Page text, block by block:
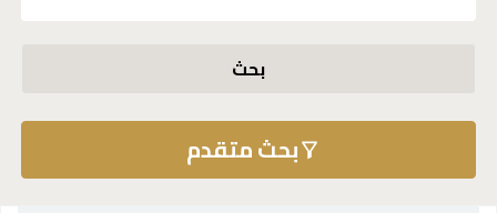
بحث
بحث متقدم